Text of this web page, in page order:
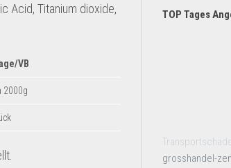
Acid, Titanium dioxide,
VB
2000g
TOP Tages
grosshandel-